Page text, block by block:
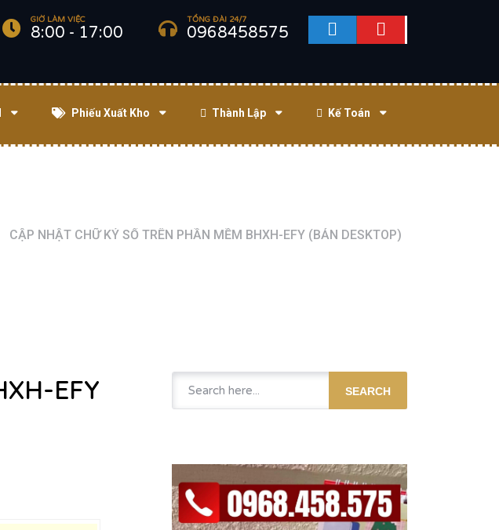
GIỜ LÀM VIỆC
8:00 - 17:00
TỔNG ĐÀI 24/7
0968458575
Phiếu Xuất Kho Thành Lập Kế Toán
CẬP NHẬT CHỮ KÝ SỐ TRÊN PHẦN MỀM BHXH-EFY (BẢN DESKTOP)
EFY
SEARCH